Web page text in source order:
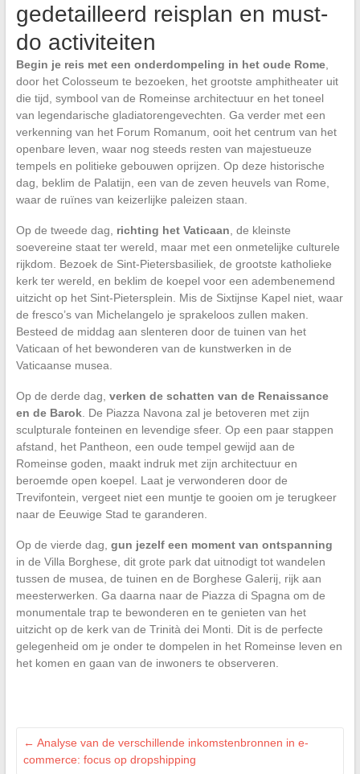
gedetailleerd reisplan en must-
do activiteiten
Begin je reis met een onderdompeling in het oude Rome,
door het Colosseum te bezoeken, het grootste amphitheater uit
die tijd, symbool van de Romeinse architectuur en het toneel
van legendarische gladiatorengevechten. Ga verder met een
verkenning van het Forum Romanum, ooit het centrum van het
openbare leven, waar nog steeds resten van majestueuze
tempels en politieke gebouwen oprijzen. Op deze historische
dag, beklim de Palatijn, een van de zeven heuvels van Rome,
waar de ruïnes van keizerlijke paleizen staan.
Op de tweede dag, richting het Vaticaan , de kleinste
soevereine staat ter wereld, maar met een onmetelijke culturele
rijkdom. Bezoek de Sint-Pietersbasiliek, de grootste katholieke
kerk ter wereld, en beklim de koepel voor een adembenemend
uitzicht op het Sint-Pietersplein. Mis de Sixtijnse Kapel niet, waar
de fresco’s van Michelangelo je sprakeloos zullen maken.
Besteed de middag aan slenteren door de tuinen van het
Vaticaan of het bewonderen van de kunstwerken in de
Vaticaanse musea.
Op de derde dag, verken de schatten van de Renaissance
en de Barok. De Piazza Navona zal je betoveren met zijn
sculpturale fonteinen en levendige sfeer. Op een paar stappen
afstand, het Pantheon, een oude tempel gewijd aan de
Romeinse goden, maakt indruk met zijn architectuur en
beroemde open koepel. Laat je verwonderen door de
Trevifontein, vergeet niet een muntje te gooien om je terugkeer
naar de Eeuwige Stad te garanderen.
Op de vierde dag, gun jezelf een moment van ontspanning
in de Villa Borghese, dit grote park dat uitnodigt tot wandelen
tussen de musea, de tuinen en de Borghese Galerij, rijk aan
meesterwerken. Ga daarna naar de Piazza di Spagna om de
monumentale trap te bewonderen en te genieten van het
uitzicht op de kerk van de Trinità dei Monti. Dit is de perfecte
gelegenheid om je onder te dompelen in het Romeinse leven en
het komen en gaan van de inwoners te observeren.
← Analyse van de verschillende inkomstenbronnen in e-
commerce: focus op dropshipping